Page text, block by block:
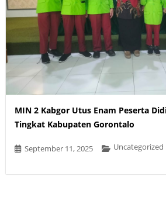
MIN 2 Kabgor Utus Enam Peserta
Tingkat Kabupaten Gorontalo
September 11, 2025 Uncategorized